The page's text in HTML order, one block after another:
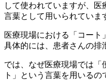
して使われていますが、
言葉として用いられていま
医療現場における「コート
具体的には、 患者さんの排
では、なぜ医療現場では「
ト」という言葉を用いるの